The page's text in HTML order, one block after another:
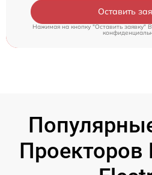
Оставить
Нажимая на кнопку "Оставить заявку"
Проекторов